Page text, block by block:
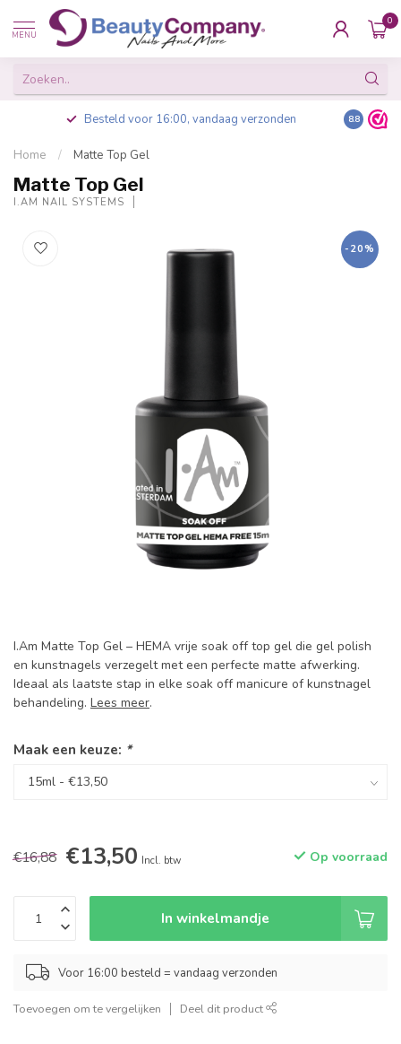
MENU
0
Besteld voor 16:00, vandaag verzonden 8.8
Home / Matte Top Gel
Matte Top Gel
I.AM NAIL SYSTEMS
-20%
I.Am Matte Top Gel – HEMA vrije soak off top gel die gel polish
en kunstnagels verzegelt met een perfecte matte afwerking.
Ideaal als laatste stap in elke soak off manicure of kunstnagel
behandeling. Lees meer.
Maak een keuze: *
€16,88 €13,50 Incl. btw Op voorraad
In winkelmandje
Voor 16:00 besteld = vandaag verzonden
Toevoegen om te vergelijken Deel dit product